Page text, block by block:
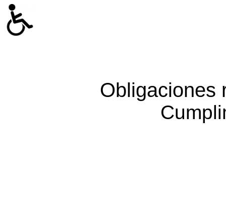
Obligaciones